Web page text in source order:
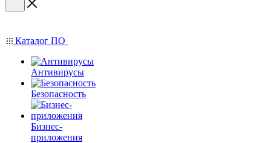
Каталог ПО
Антивирусы
Безопасность
Бизнес-
приложения